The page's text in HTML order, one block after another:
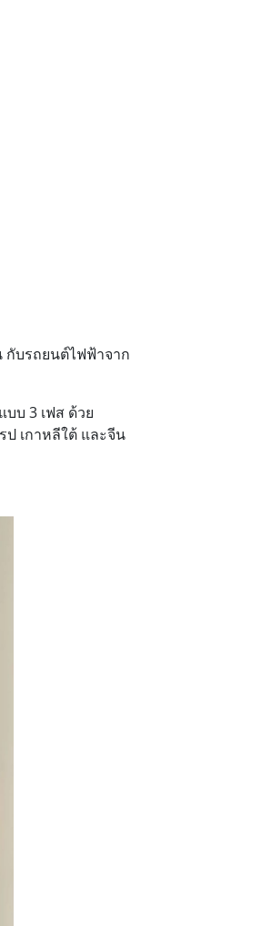
กับรถยนต์ไฟฟ้าจาก
บ 3 เฟส ด้วย
เกาหลีใต้ และจีน